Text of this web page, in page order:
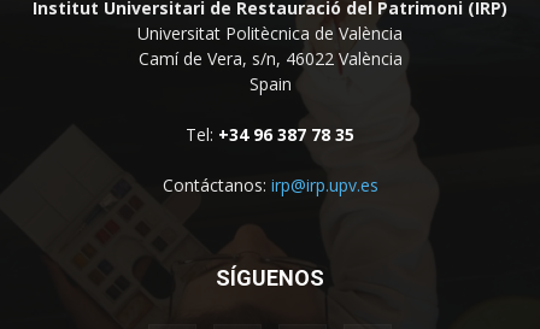
Institut Universitari de Restauració del Patrimoni (IRP)
Universitat Politècnica de València
Camí de Vera, s/n, 46022 València
Spain
Tel: +34 96 387 78 35
Contáctanos: irp@irp.upv.es
SÍGUENOS